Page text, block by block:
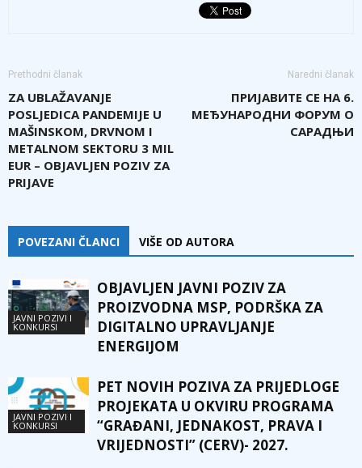
Prethodni članak
ZA UBLAŽAVANJE
POSLJEDICA PANDEMIJE U
MAŠINSKOM, DRVNOM I
METALNOM SEKTORU 3 MIL
EUR – OBJAVLJEN POZIV ZA
PRIJAVE
Naredni članak
ПРИЈАВИТЕ СЕ НА 6.
МЕЂУНАРОДНИ ФОРУМ О
САРАДЊИ
POVEZANI ČLANCI VIŠE OD AUTORA
JAVNI POZIVI I
KONKURSI
OBJAVLJEN JAVNI POZIV ZA
PROIZVODNA MSP, PODRŠKA ZA
DIGITALNO UPRAVLJANJE
ENERGIJOM
JAVNI POZIVI I
KONKURSI
PET NOVIH POZIVA ZA PRIJEDLOGE
PROJEKATA U OKVIRU PROGRAMA
“GRAĐANI, JEDNAKOST, PRAVA I
VRIJEDNOSTI” (CERV)- 2027.